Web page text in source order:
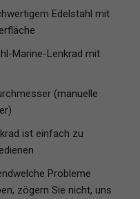
Edelstahl mit
Marine-Lenkrad mit
(manuelle
ist einfach zu
Probleme
zögern Sie nicht, uns